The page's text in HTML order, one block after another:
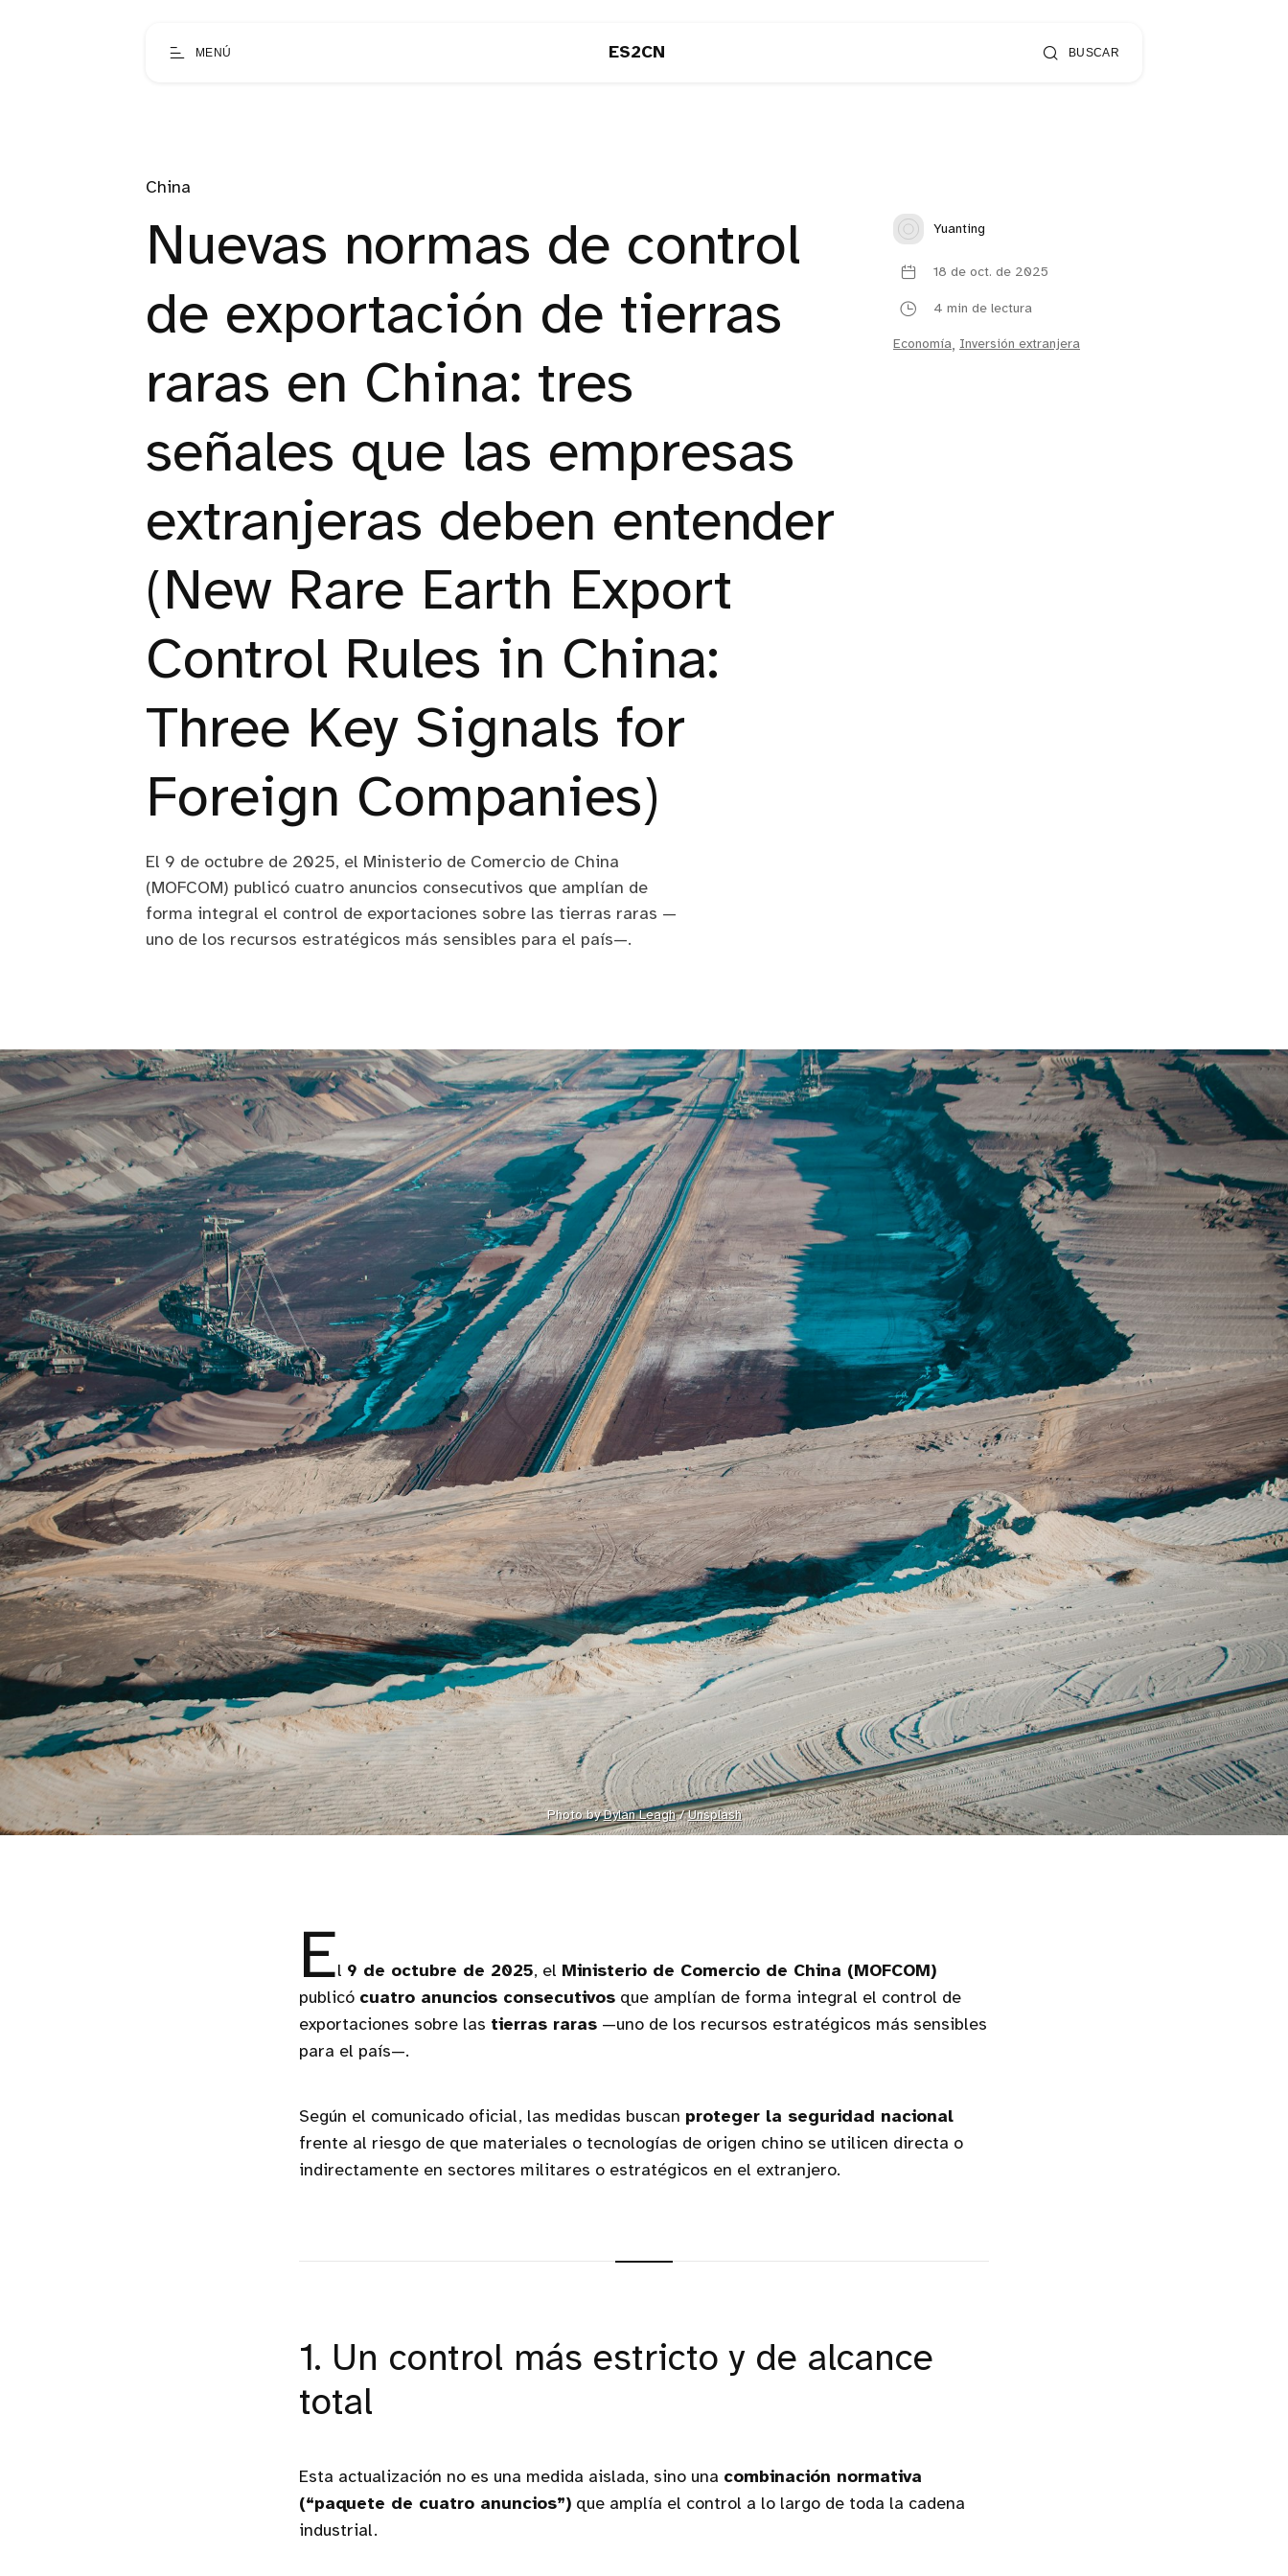
MENÚ ES2CN BUSCAR
China
Nuevas normas de control
de exportación de tierras
raras en China: tres
señales que las empresas
extranjeras deben entender
(New Rare Earth Export
Control Rules in China:
Three Key Signals for
Foreign Companies)
El 9 de octubre de 2025, el Ministerio de Comercio de China
(MOFCOM) publicó cuatro anuncios consecutivos que amplían de
forma integral el control de exportaciones sobre las tierras raras —
uno de los recursos estratégicos más sensibles para el país—.
Yuanting
18 de oct. de 2025
4 min de lectura
Economía, Inversión extranjera
Photo by Dylan Leagh / Unsplash
El 9 de octubre de 2025, el Ministerio de Comercio de China (MOFCOM)
publicó cuatro anuncios consecutivos que amplían de forma integral el control de
exportaciones sobre las tierras raras —uno de los recursos estratégicos más sensibles
para el país—.
Según el comunicado oficial, las medidas buscan proteger la seguridad nacional
frente al riesgo de que materiales o tecnologías de origen chino se utilicen directa o
indirectamente en sectores militares o estratégicos en el extranjero.
1. Un control más estricto y de alcance
total
Esta actualización no es una medida aislada, sino una combinación normativa
(“paquete de cuatro anuncios”) que amplía el control a lo largo de toda la cadena
industrial.